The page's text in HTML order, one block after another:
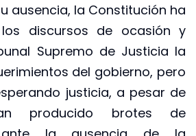
ausencia, la Constitución ha
discursos de ocasión y
Supremo de Justicia la
del gobierno, pero
justicia, a pesar de
producido brotes de